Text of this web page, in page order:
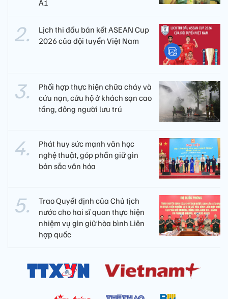
A1
Lịch thi đấu bán kết ASEAN Cup
2026 của đội tuyển Việt Nam
Phối hợp thực hiện chữa cháy và
cứu nạn, cứu hộ ở khách sạn cao
tầng, đông người lưu trú
Phát huy sức mạnh văn học
nghệ thuật, góp phần giữ gìn
bản sắc văn hóa
Trao Quyết định của Chủ tịch
nước cho hai sĩ quan thực hiện
nhiệm vụ gìn giữ hòa bình Liên
hợp quốc